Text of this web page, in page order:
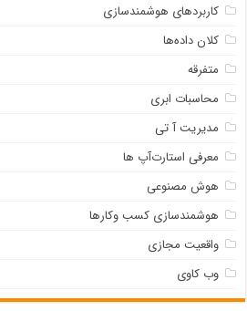
کاربردهای هوشمندسازی
کلان داده‌ها
متفرقه
محاسبات ابری
مدیریت آ تی
معرفی استارت‌آپ ها
هوش مصنوعی
هوشمندسازی کسب وکارها
واقعیت مجازی
وب کاوی